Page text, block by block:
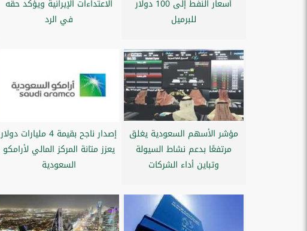
أسعار النفط إلى 100 دولار
للبرميل
الاعتداءات الإيرانية ويؤكد حقه
في الرد
مؤشر الأسهم السعودية يغلق
مرتفعًا بدعم نشاط السيولة
وتباين أداء الشركات
إصدار ناجح بقيمة 4 مليارات دولار
يعزز متانة المركز المالي لأرامكو
السعودية